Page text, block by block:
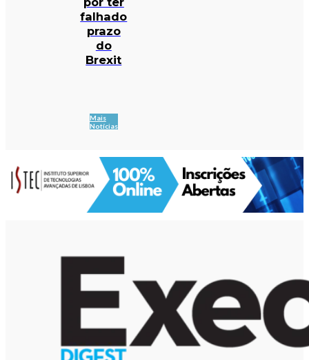
falhado
prazo
do
Brexit
Mais
Notícias